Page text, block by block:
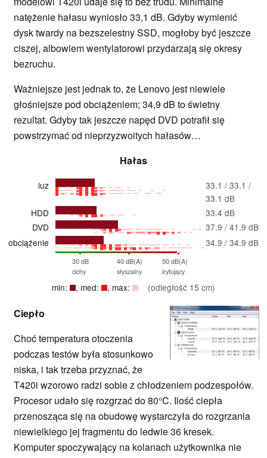
natężenie hałasu wyniosło 33,1 dB. Gdyby wymienić
dysk twardy na bezszelestny SSD, mogłoby być jeszcze
ciszej, albowiem wentylatorowi przydarzają się okresy
bezruchu.
Ważniejsze jest jednak to, że Lenovo jest niewiele
głośniejsze pod obciążeniem; 34,9 dB to świetny
rezultat. Gdyby tak jeszcze napęd DVD potrafił się
powstrzymać od nieprzyzwoitych hałasów…
Hałas
luz
33.1 / 33.1 /
33.1 dB
HDD
33.4 dB
DVD
37.9 / 41.9 dB
obciążenie
34.9 / 34.9 dB
30 dB
cichy
40 dB(A)
słyszalny
50 dB(A)
irytujący
min: , med: , max: (odległość 15 cm)
Ciepło
Choć temperatura otoczenia
podczas testów była stosunkowo
niska, i tak trzeba przyznać, że
T420i wzorowo radzi sobie z chłodzeniem podzespołów.
Procesor udało się rozgrzać do 80°C. Ilość ciepła
przenosząca się na obudowę wystarczyła do rozgrzania
niewielkiego jej fragmentu do ledwie 36 kresek.
Komputer spoczywający na kolanach użytkownika nie